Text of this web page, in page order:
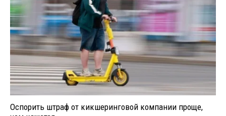
Оспорить штраф от кикшеринговой компании проще,